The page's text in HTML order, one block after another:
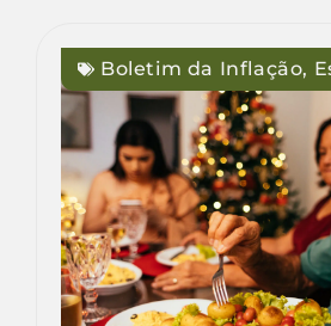
Boletim da Inflação,